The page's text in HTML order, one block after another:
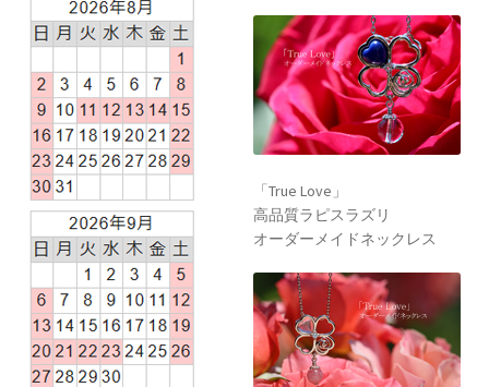
「True Love」
高品質ラピスラズリ
オーダーメイドネックレス